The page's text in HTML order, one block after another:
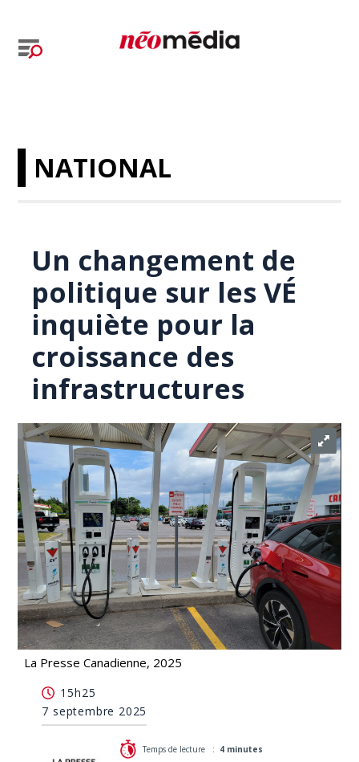
NATIONAL
Un changement de
politique sur les VÉ
inquiète pour la
croissance des
infrastructures
La Presse Canadienne, 2025
pour la croissance des infrastructures
15h25
7 septembre 2025
Temps de lecture : 4 minutes